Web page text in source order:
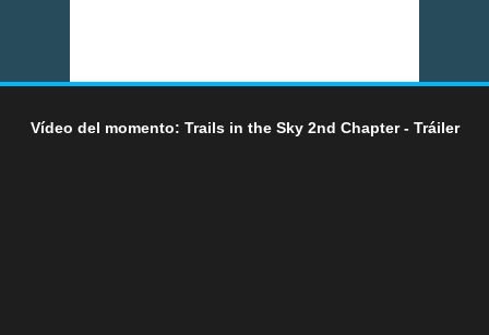
Vídeo del momento: Trails in the Sky 2nd Chapter - Tráiler